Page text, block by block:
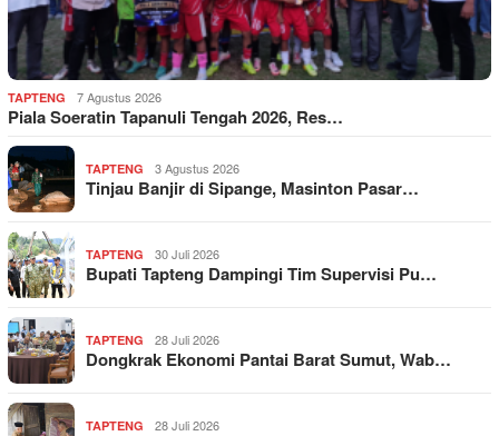
TAPTENG 7 Agustus 2026
Piala Soeratin Tapanuli Tengah 2026, Res…
TAPTENG 3 Agustus 2026
Tinjau Banjir di Sipange, Masinton Pasar…
TAPTENG 30 Juli 2026
Bupati Tapteng Dampingi Tim Supervisi Pu…
TAPTENG 28 Juli 2026
Dongkrak Ekonomi Pantai Barat Sumut, Wab…
TAPTENG 28 Juli 2026